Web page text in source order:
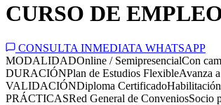
CURSO DE
CONSULTA INMEDIATA WHATSAPP
MODALIDADOnline / SemipresencialCon
DURACIÓNPlan de Estudios FlexibleAvanza
VALIDACIÓNDiploma Certificado
PRÁCTICASRed General de ConveniosSocio